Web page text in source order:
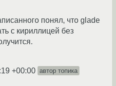
понял, что glade
с кириллицей без
+00:00 автор топика